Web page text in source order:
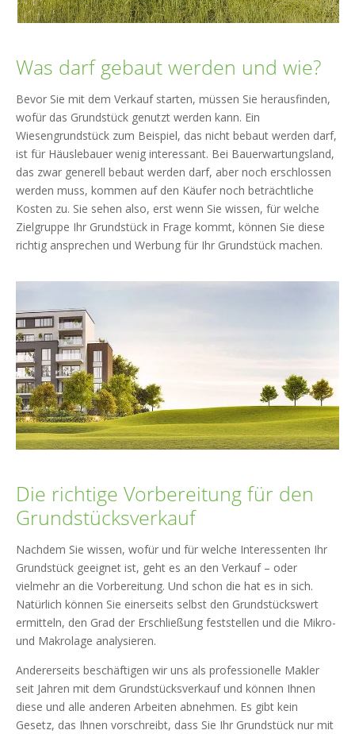
Was darf gebaut werden und wie?
Bevor Sie mit dem Verkauf starten, müssen Sie herausfinden,
wofür das Grundstück genutzt werden kann. Ein
Wiesengrundstück zum Beispiel, das nicht bebaut werden darf,
ist für Häuslebauer wenig interessant. Bei Bauerwartungsland,
das zwar generell bebaut werden darf, aber noch erschlossen
werden muss, kommen auf den Käufer noch beträchtliche
Kosten zu. Sie sehen also, erst wenn Sie wissen, für welche
Zielgruppe Ihr Grundstück in Frage kommt, können Sie diese
richtig ansprechen und Werbung für Ihr Grundstück machen.
Die richtige Vorbereitung für den
Grundstücksverkauf
Nachdem Sie wissen, wofür und für welche Interessenten Ihr
Grundstück geeignet ist, geht es an den Verkauf – oder
vielmehr an die Vorbereitung. Und schon die hat es in sich.
Natürlich können Sie einerseits selbst den Grundstückswert
ermitteln, den Grad der Erschließung feststellen und die Mikro-
und Makrolage analysieren.
Andererseits beschäftigen wir uns als professionelle Makler
seit Jahren mit dem Grundstücksverkauf und können Ihnen
diese und alle anderen Arbeiten abnehmen. Es gibt kein
Gesetz, das Ihnen vorschreibt, dass Sie Ihr Grundstück nur mit